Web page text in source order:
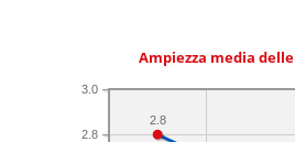
Ampiezza media
2.8
3.0
2.8